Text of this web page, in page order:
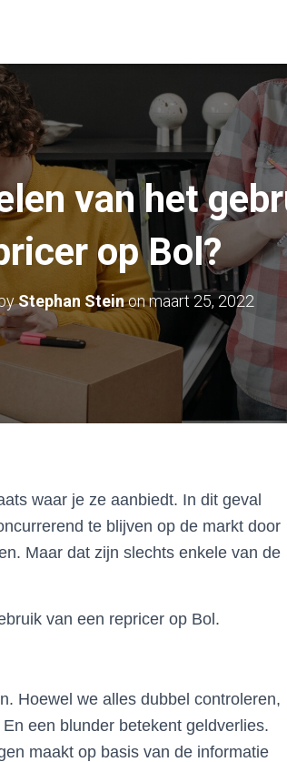
van het
op Bol?
Stephan Steinonmaart 25, 2022
waar je ze aanbiedt. In dit geval
te blijven op de markt door
Maar dat zijn slechts enkele van de
van een repricer op Bol.
Hoewel we alles dubbel controleren,
een blunder betekent geldverlies.
maakt op basis van de informatie